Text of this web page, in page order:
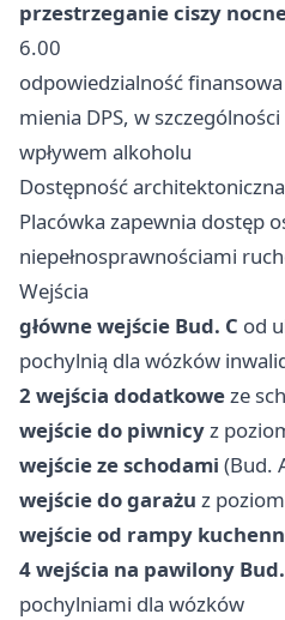
przestrzeganie ciszy
6.00
odpowiedzialność
mienia DPS, w
wpływem alkoholu
Dostępność architektoniczna
Placówka zapewnia dostęp
niepełnosprawnościami
Wejścia
główne wejście Bud. C od
pochylnią dla wózków
2 wejścia dodatkoweze
wejście do piwnicyz
wejście ze schodami (Bud.
wejście do garażu z
wejście od rampy
4 wejścia na pawilony
pochylniami dla wózków